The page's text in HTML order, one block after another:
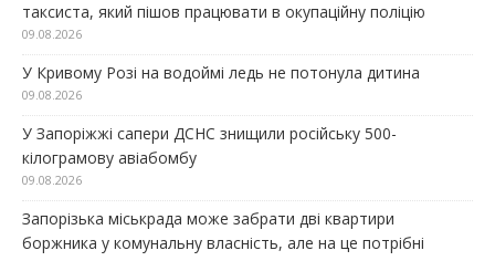
таксиста, який пішов працювати в окупаційну поліцію
09.08.2026
У Кривому Розі на водоймі ледь не потонула дитина
09.08.2026
У Запоріжжі сапери ДСНС знищили російську 500-
кілограмову авіабомбу
09.08.2026
Запорізька міськрада може забрати дві квартири
боржника у комунальну власність, але на це потрібні